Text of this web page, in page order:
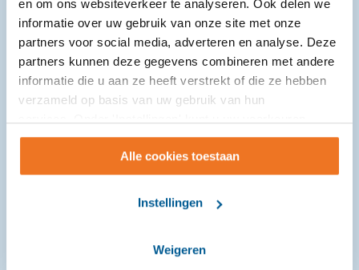
en om ons websiteverkeer te analyseren. Ook delen we
informatie over uw gebruik van onze site met onze
partners voor social media, adverteren en analyse. Deze
partners kunnen deze gegevens combineren met andere
informatie die u aan ze heeft verstrekt of die ze hebben
verzameld op basis van uw gebruik van hun
wijzigen.
Alle cookies toestaan
Instellingen
Weigeren
jongeren en gezinnen rekenen op laagdrempelige
ondersteuning dichtbij ...